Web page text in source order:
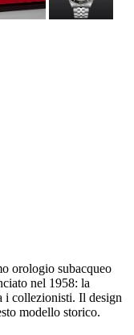
orologio subacqueo
nel 1958: la
i collezionisti. Il design
modello storico.